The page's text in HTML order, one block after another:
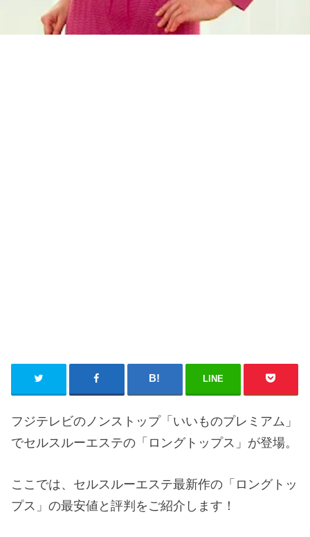
LINE
フジテレビのノンストップ「いいものプレミアム」
でセルスルーエステの「ロングトップス」が登場。
ここでは、セルスルーエステ最新作の「ロングトッ
プス」の最安値と評判をご紹介します！